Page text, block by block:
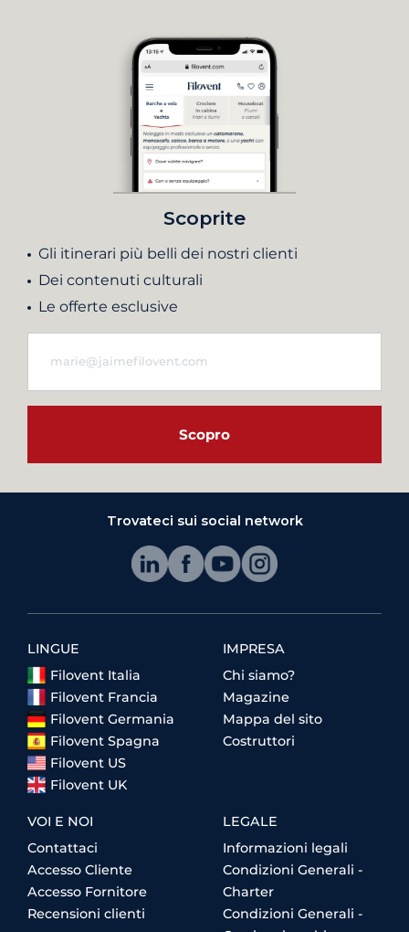
Scoprite
Gli itinerari più belli dei nostri clienti
Dei contenuti culturali
Le offerte esclusive
Scopro
Trovateci sui social network
LINGUE
Filovent Italia
Filovent Francia
Filovent Germania
Filovent Spagna
Filovent US
Filovent UK
IMPRESA
Chi siamo?
Magazine
Mappa del sito
Costruttori
VOI E NOI
Contattaci
Accesso Cliente
Accesso Fornitore
Recensioni clienti
LEGALE
Informazioni legali
Condizioni Generali -
Charter
Condizioni Generali -